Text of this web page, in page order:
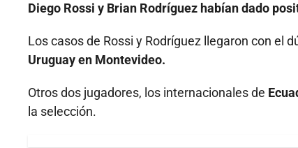
Diego Rossi y Brian Rodríguez habían dado
Los casos de Rossi y Rodríguez llegaron con el
Uruguay en Montevideo.
Otros dos jugadores, los internacionales de
la selección.